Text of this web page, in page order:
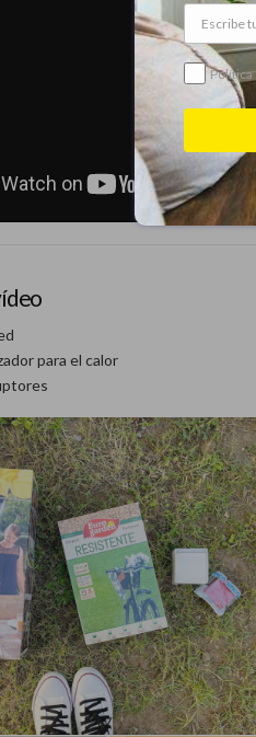
para el calor
Política